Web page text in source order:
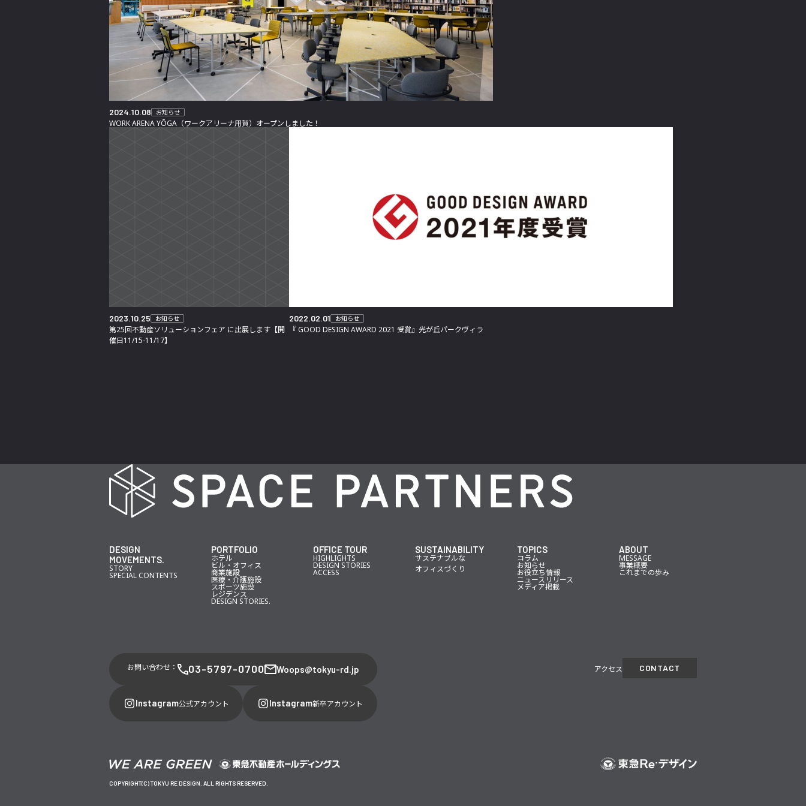
2024.10.08 お知らせ
WORK ARENA YŌGA（ワークアリーナ用賀）オープンしました！
2023.10.25 お知らせ
第25回不動産ソリューションフェア に出展します【開
催日11/15-11/17】
2022.02.01 お知らせ
『 GOOD DESIGN AWARD 2021 受賞』光が丘パークヴィラ
DESIGN
MOVEMENTS.
STORY
SPECIAL CONTENTS
PORTFOLIO
ホテル
ビル・オフィス
商業施設
医療・介護施設
スポーツ施設
レジデンス
DESIGN STORIES.
OFFICE TOUR
HIGHLIGHTS
DESIGN STORIES
ACCESS
SUSTAINABILITY
サステナブルな
オフィスづくり
TOPICS
コラム
お知らせ
お役立ち情報
ニュースリリース
メディア掲載
ABOUT
MESSAGE
事業概要
これまでの歩み
お問い合わせ： 03-5797-0700 Woops@tokyu-rd.jp
Instagram公式アカウント Instagram新卒アカウント
アクセス CONTACT
COPYRIGHT(C) TOKYU RE DESIGN. ALL RIGHTS RESERVED.